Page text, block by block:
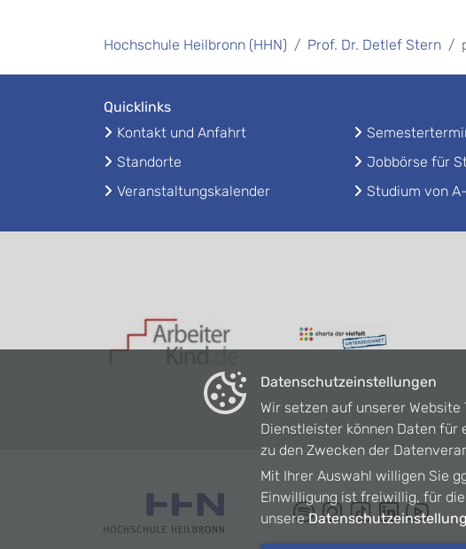
Hochschule Heilbronn (HHN) Prof. Dr. Detlef Stern
Quicklinks
Kontakt und Anfahrt
Standorte
Veranstaltungskalender
Jobbörse für
Studium von
Datenschutzeinstellungen
Wir setzen auf unserer
Dienstleister können Daten für
zu den Zwecken der
Mit Ihrer Auswahl willigen Sie
Einwilligung ist freiwillig, für
unsere